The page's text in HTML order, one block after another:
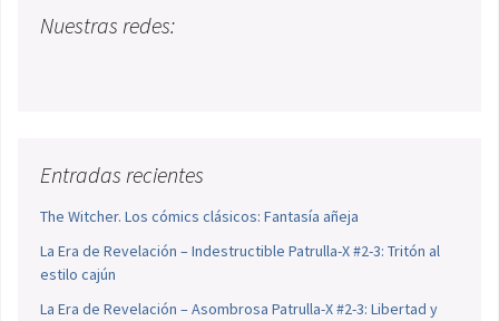
Nuestras redes:
Entradas recientes
The Witcher. Los cómics clásicos: Fantasía añeja
La Era de Revelación – Indestructible Patrulla-X #2-3: Tritón al
estilo cajún
La Era de Revelación – Asombrosa Patrulla-X #2-3: Libertad y